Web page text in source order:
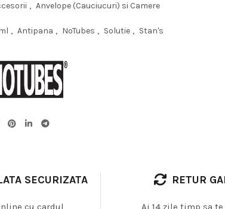
, Anvelope (Cauciucuri) si Camere
, Antipana , NoTubes , Solutie , Stan's
SECURIZATA
cu cardul
RETUR
Ai 14 zile timp sa